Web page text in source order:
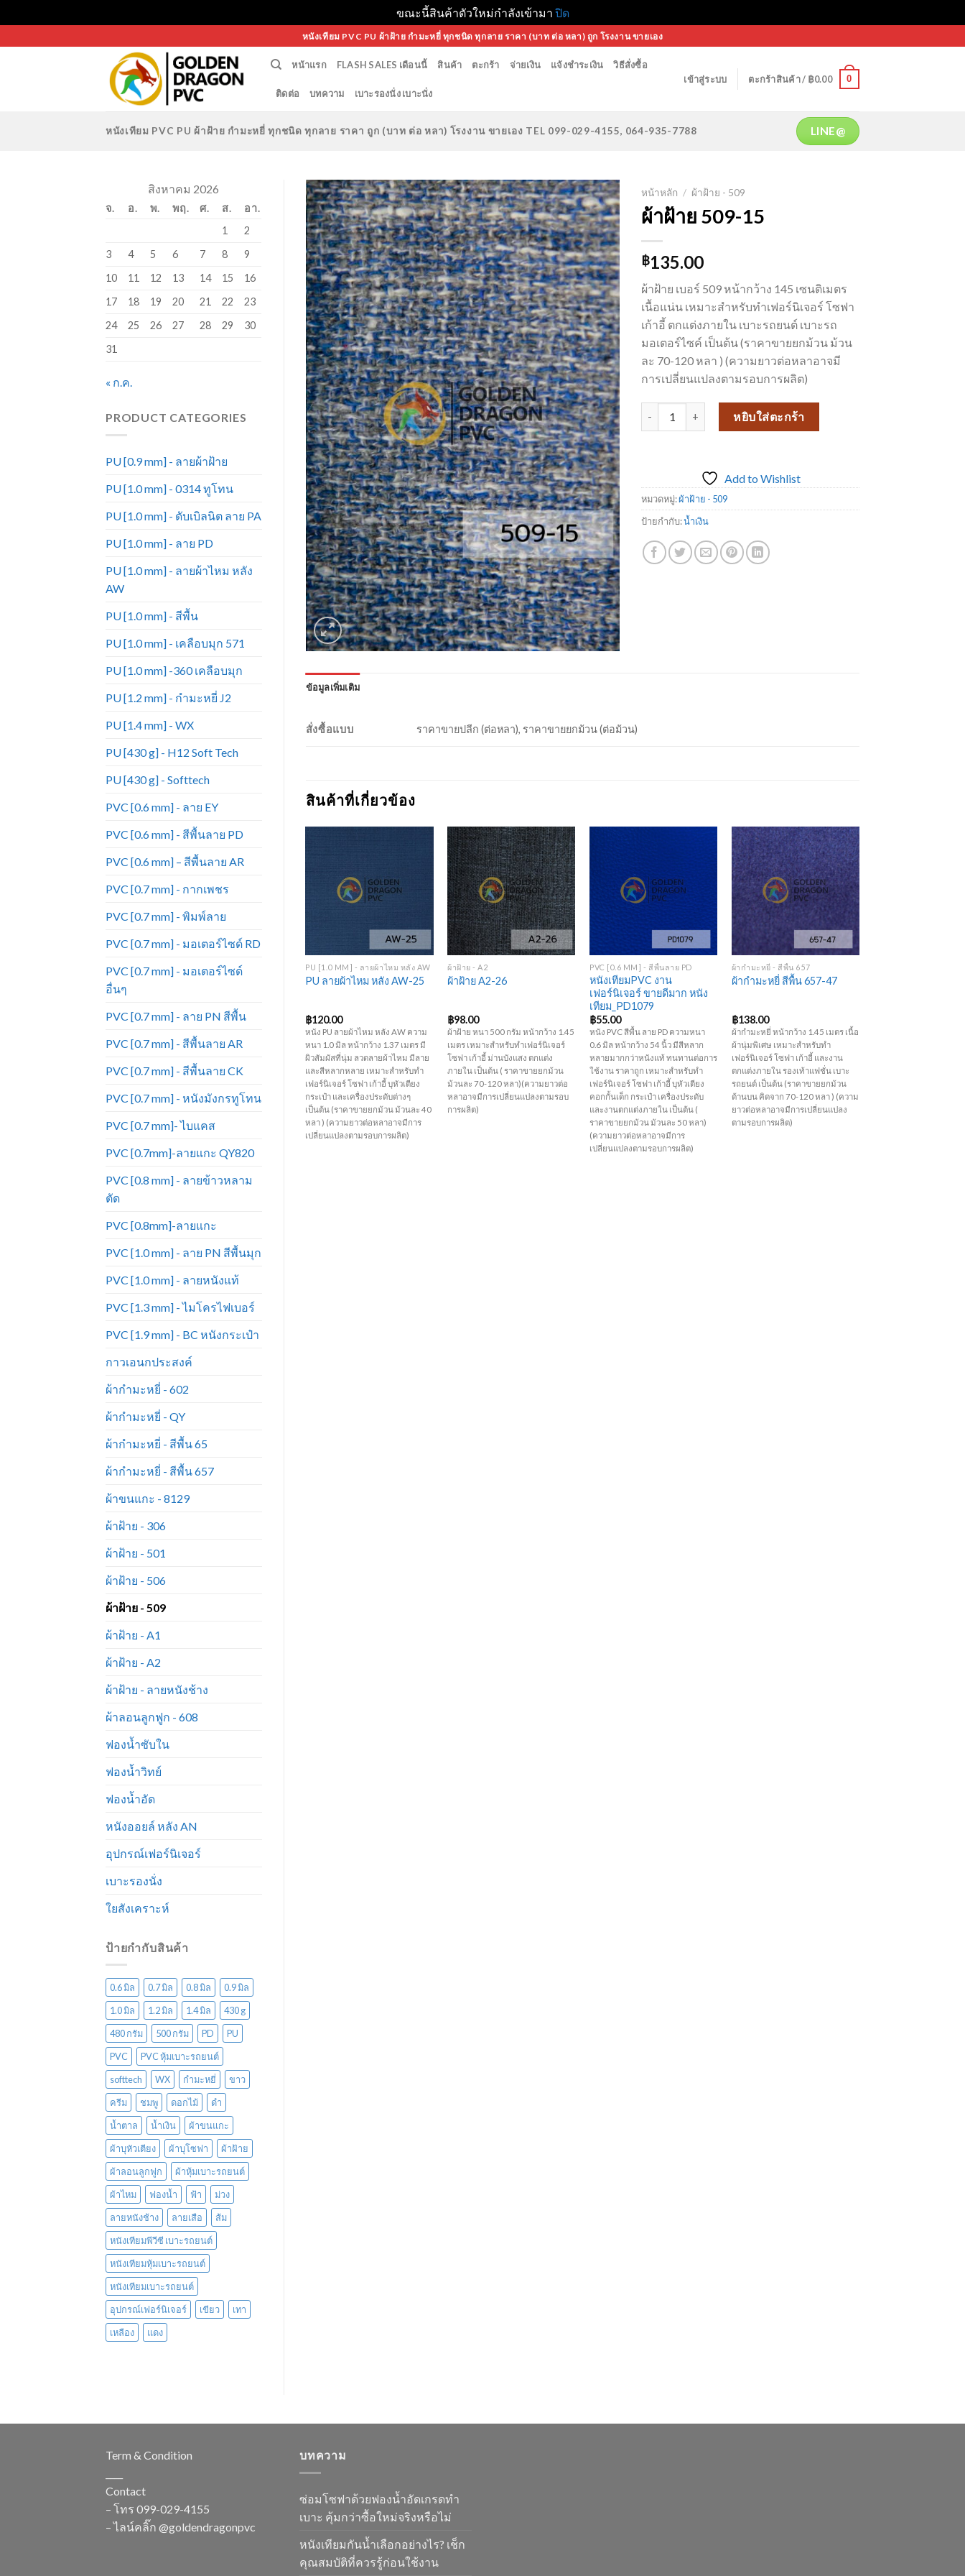
ขณะนี้สินค้าตัวใหม่กำลังเข้ามา ปิด
to
หนังเทียม PVC PU ผ้าฝ้าย กำมะหยี่ ทุกชนิด ทุกลาย ราคา (บาท ต่อ หลา) ถูก โรงงาน ขายเอง
หน้าแรก FLASH SALES เดือนนี้ สินค้า ตะกร้า จ่ายเงิน แจ้งชำระเงิน วิธีสั่งซื้อ
ติดต่อ บทความ เบาะรองนั่ง เบาะนั่ง
เข้าสู่ระบบ ตะกร้าสินค้า / ฿0.00 0
หนังเทียม PVC PU ผ้าฝ้าย กำมะหยี่ ทุกชนิด ทุกลาย ราคา ถูก (บาท ต่อ หลา) โรงงาน ขายเอง TEL 099-029-4155, 064-935-7788 LINE@
สิงหาคม 2026
จ. อ. พ. พฤ. ศ. ส.
อา.
1
2
3
4 5 6 7 8
9
10
11 12 13 14 15
16
17
18 19 20 21 22
23
24
25 26 27 28 29
30
31
« ก.ค.
PRODUCT CATEGORIES
PU [0.9 mm] - ลายผ้าฝ้าย
PU [1.0 mm] - 0314 ทูโทน
PU [1.0 mm] - ดับเบิลนิต ลาย PA
PU [1.0 mm] - ลาย PD
PU [1.0 mm] - ลายผ้าไหม หลัง
AW
PU [1.0 mm] - สีพื้น
PU [1.0 mm] - เคลือบมุก 571
PU [1.0 mm] -360 เคลือบมุก
PU [1.2 mm] - กำมะหยี่ J2
PU [1.4 mm] - WX
PU [430 g] - H12 Soft Tech
PU [430 g] - Softtech
PVC [0.6 mm] - ลาย EY
PVC [0.6 mm] - สีพื้นลาย PD
PVC [0.6 mm] – สีพื้นลาย AR
PVC [0.7 mm] - กากเพชร
PVC [0.7 mm] - พิมพ์ลาย
PVC [0.7 mm] - มอเตอร์ไซด์ RD
PVC [0.7 mm] - มอเตอร์ไซด์
อื่นๆ
PVC [0.7 mm] - ลาย PN สีพื้น
PVC [0.7 mm] - สีพื้นลาย AR
PVC [0.7 mm] - สีพื้นลาย CK
PVC [0.7 mm] - หนังมังกรทูโทน
PVC [0.7 mm]- ไบแคส
PVC [0.7mm]-ลายแกะ QY820
PVC [0.8 mm] - ลายข้าวหลาม
ตัด
PVC [0.8mm]-ลายแกะ
PVC [1.0 mm] - ลาย PN สีพื้นมุก
PVC [1.0 mm] - ลายหนังแท้
PVC [1.3 mm] - ไมโครไฟเบอร์
PVC [1.9 mm] - BC หนังกระเป๋า
กาวเอนกประสงค์
ผ้ากำมะหยี่ - 602
ผ้ากำมะหยี่ - QY
ผ้ากำมะหยี่ - สีพื้น 65
ผ้ากำมะหยี่ - สีพื้น 657
ผ้าขนแกะ - 8129
ผ้าฝ้าย - 306
ผ้าฝ้าย - 501
ผ้าฝ้าย - 506
ผ้าฝ้าย - 509
ผ้าฝ้าย - A1
ผ้าฝ้าย - A2
ผ้าฝ้าย - ลายหนังช้าง
ผ้าลอนลูกฟูก - 608
ฟองน้ำซับใน
ฟองน้ำวิทย์
ฟองน้ำอัด
หนังออยล์ หลัง AN
อุปกรณ์เฟอร์นิเจอร์
เบาะรองนั่ง
ใยสังเคราะห์
ป้ายกำกับสินค้า
0.6 มิล 0.7 มิล 0.8 มิล
0.9 มิล
1.0 มิล
1.2 มิล 1.4 มิล
430 g
480 กรัม
500 กรัม PD
PU
PVC
PVC หุ้มเบาะรถยนต์
softtech
WX กำมะหยี่
ขาว
ครีม
ชมพู ดอกไม้
ดำ
น้ำตาล
น้ำเงิน
ผ้าขนแกะ
ผ้าบุหัวเตียง
ผ้าบุโซฟา
ผ้าฝ้าย
ผ้าลอนลูกฟูก
ผ้าหุ้มเบาะรถยนต์
ผ้าไหม
ฟองน้ำ ฟ้า
ม่วง
ลายหนังช้าง
ลายเสือ
ส้ม
หนังเทียมพีวีซี เบาะรถยนต์
หนังเทียมหุ้มเบาะรถยนต์
หนังเทียมเบาะรถยนต์
อุปกรณ์เฟอร์นิเจอร์
เขียว
เทา
เหลือง
แดง
Add to
Wishlist
หน้าหลัก / ผ้าฝ้าย - 509
ผ้าฝ้าย 509-15
฿135.00
ผ้าฝ้าย เบอร์ 509 หน้ากว้าง 145 เซนติเมตร
เนื้อแน่น เหมาะสำหรับทำเฟอร์นิเจอร์ โซฟา
เก้าอี้ ตกแต่งภายใน เบาะรถยนต์ เบาะรถ
มอเตอร์ไซค์ เป็นต้น (ราคาขายยกม้วน ม้วน
ละ 70-120 หลา ) (ความยาวต่อหลาอาจมี
การเปลี่ยนแปลงตามรอบการผลิต)
จำนวน ผ้าฝ้าย 509-15 ชิ้นหยิบใส่ตะกร้า
Add to Wishlist
หมวดหมู่:ผ้าฝ้าย - 509
ป้ายกำกับ:น้ำเงิน
ข้อมูลเพิ่มเติม
สั่งซื้อแบบ ราคาขายปลีก (ต่อหลา), ราคาขายยกม้วน (ต่อม้วน)
สินค้าที่เกี่ยวข้อง
Add to
PU [1.0 MM] - ลายผ้าไหม หลัง AW
PU ลายผ้าไหม หลัง AW-25
฿120.00
หนัง PU ลายผ้าไหม หลัง AW ความ
หนา 1.0 มิล หน้ากว้าง 1.37 เมตร มี
ผิวสัมผัสที่นุ่ม ลวดลายผ้าไหม มีลาย
และสีหลากหลาย เหมาะสำหรับทำ
เฟอร์นิเจอร์ โซฟา เก้าอี้ บุหัวเตียง
กระเป๋า และเครื่องประดับต่างๆ
เป็นต้น (ราคาขายยกม้วน ม้วนละ 40
หลา ) (ความยาวต่อหลาอาจมีการ
เปลี่ยนแปลงตามรอบการผลิต)
Add to
Wishlist
+
ผ้าฝ้าย - A2
ผ้าฝ้าย A2-26
฿98.00
ผ้าฝ้าย หนา 500 กรัม หน้ากว้าง 1.45
เมตร เหมาะสำหรับทำเฟอร์นิเจอร์
โซฟา เก้าอี้ ม่านบังแสง ตกแต่ง
ภายใน เป็นต้น ( ราคาขายยกม้วน
ม้วนละ 70-120 หลา)(ความยาวต่อ
หลาอาจมีการเปลี่ยนแปลงตามรอบ
การผลิต)
Add to
Wishlist
PVC [0.6 MM] - สีพื้นลาย PD
หนังเทียมPVC งาน
เฟอร์นิเจอร์ ขายดีมาก หนัง
เทียม_PD1079
฿55.00
หนัง PVC สีพื้น ลาย PD ความหนา
0.6 มิล หน้ากว้าง 54 นิ้ว มีสีหลาก
หลายมากกว่าหนังแท้ ทนทานต่อการ
ใช้งาน ราคาถูก เหมาะสำหรับทำ
เฟอร์นิเจอร์ โซฟา เก้าอี้ บุหัวเตียง
คอกกั้นเด็ก กระเป๋า เครื่องประดับ
และงานตกแต่งภายใน เป็นต้น (
ราคาขายยกม้วน ม้วนละ 50 หลา)
(ความยาวต่อหลาอาจมีการ
เปลี่ยนแปลงตามรอบการผลิต)
Add to
Wishlist
ผ้ากำมะหยี่ - สีพื้น 657
ผ้ากำมะหยี่ สีพื้น 657-47
฿138.00
ผ้ากำมะหยี่ หน้ากว้าง 1.45 เมตร เนื้อ
ผ้านุ่มพิเศษ เหมาะสำหรับทำ
เฟอร์นิเจอร์ โซฟา เก้าอี้ และงาน
ตกแต่งภายใน รองเท้าแฟชั่น เบาะ
รถยนต์ เป็นต้น (ราคาขายยกม้วน
ด้านบน คิดจาก 70-120 หลา ) (ความ
ยาวต่อหลาอาจมีการเปลี่ยนแปลง
ตามรอบการผลิต)
Add to
PVC [0.7 MM] - ลาย PN สีพื้น
หนังเทียมเฟอร์นิเจอร์ ขายดี
มาก หนังเทียม_PN708
0.7 มิล หน้ากว้าง 54 นิ้ว มีสีหลาก
ใช้งาน ราคาถูก เหมาะสำหรับทำ
คอกกั้นเด็ก กระเป๋า เครื่องประดับ
ราคาขายยกม้วน ม้วนละ 50 หลา)
เปลี่ยนแปลงตามรอบการผลิต)
+
PVC [0.7 MM] - มอเตอร์ไซด์ อื่นๆ
PVC – มอเตอร์ไซด์ SONIC-
฿59.00
มิล หน้ากว้าง 1.38 เมตร เหมาะ
เป็นต้น (ราคาขายยกม้วน ม้วนละ 50
เปลี่ยนแปลงตามรอบการผลิต)
Term & Condition
Contact
– โทร 099-029-4155
– ไลน์คลิ๊ก @goldendragonpvc
บทความ
ซ่อมโซฟาด้วยฟองน้ำอัดเกรดทำ
เบาะ คุ้มกว่าซื้อใหม่จริงหรือไม่
หนังเทียมกันน้ำเลือกอย่างไร? เช็ก
คุณสมบัติที่ควรรู้ก่อนใช้งาน